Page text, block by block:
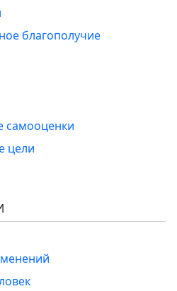
благополучие
самооценки
цели